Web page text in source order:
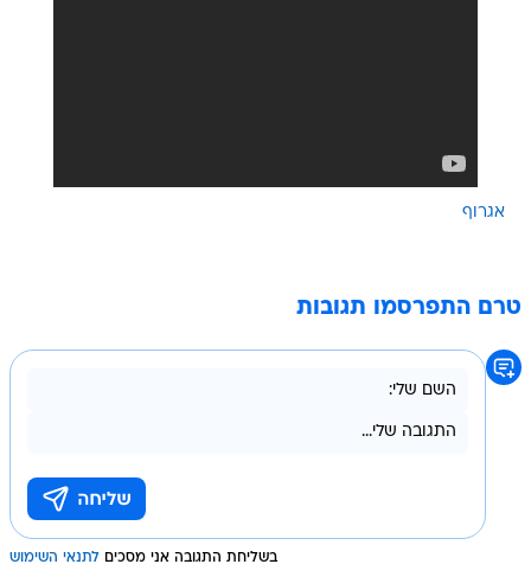
אגרוף
טרם התפרסמו תגובות
בשליחת התגובה אני מסכים לתנאי השימוש